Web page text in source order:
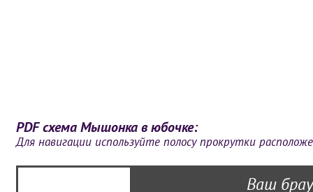
PDF схема Мышонка в юбочке:
Для навигации используйте полосу прокрутки
Ваш